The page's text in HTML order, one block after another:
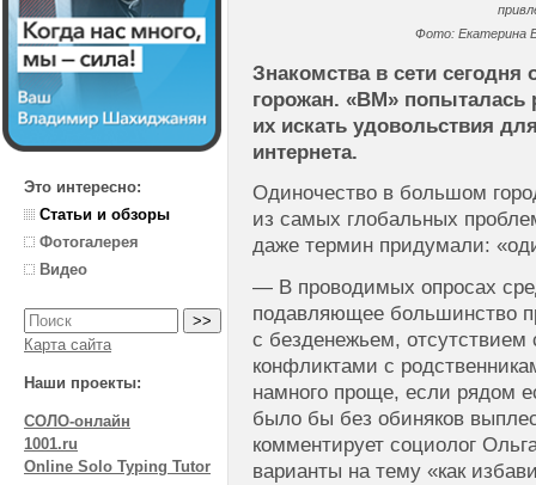
Это интересно:
Статьи и обзоры
Фотогалерея
Видео
Карта сайта
Наши проекты:
СОЛО-онлайн
1001.ru
Online Solo Typing Tutor
Фото: Екатерина
Знакомства в сети
горожан. «ВМ» попыталась
их искать удовольствия
интернета.
Одиночество в большом
из самых глобальных
даже термин придумали:
— В проводимых опросах
подавляющее большинство
с безденежьем, отсутствием
конфликтами с
намного проще, если рядом
было бы без обиняков
комментирует социолог
варианты на тему «как